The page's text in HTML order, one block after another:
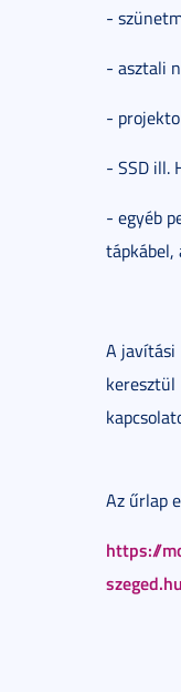
-
- asztali
-
- SSD ill.
- egyéb
tápkábel,
A javítási
keresztül
Az űrlap
https://